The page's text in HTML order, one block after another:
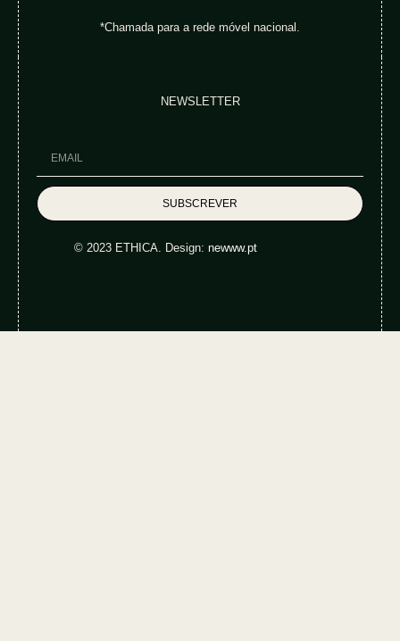
*Chamada para a rede móvel nacional.
NEWSLETTER
SUBSCREVER
© 2023 ETHICA. Design: newww.pt